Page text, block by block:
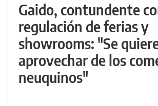
Gaido, contundente
regulación de ferias y
showrooms: "Se
aprovechar de los
neuquinos"